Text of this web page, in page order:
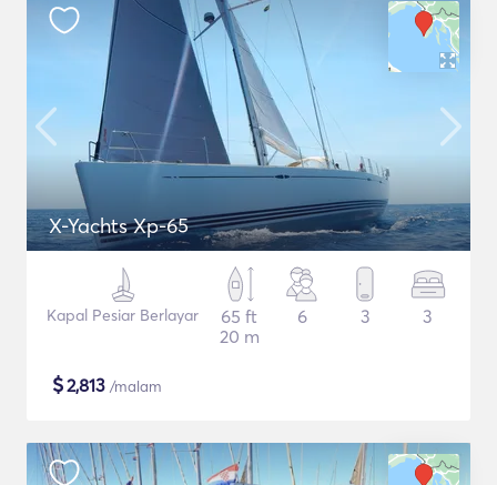
X-Yachts Xp-65
Kapal Pesiar Berlayar
65 ft
20 m
6 3 3
$2,813 /malam